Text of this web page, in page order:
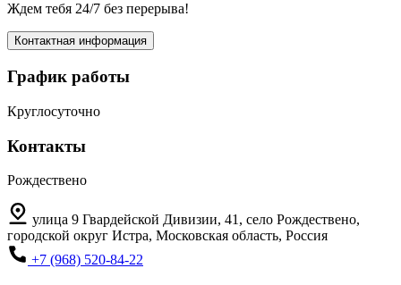
Ждем тебя 24/7 без перерыва!
Контактная информация
График работы
Круглосуточно
Контакты
Рождествено
улица 9 Гвардейской Дивизии, 41, село Рождествено,
городской округ Истра, Московская область, Россия
+7 (968) 520-84-22